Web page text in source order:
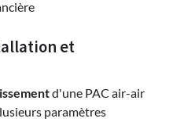
et
d'une PAC air-air
paramètres